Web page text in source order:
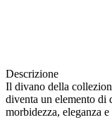
Descrizione
Il divano della
diventa un elemento di
morbidezza, eleganza e